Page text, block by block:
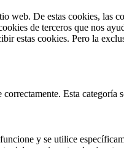
De estas cookies, las
de terceros que nos
estas cookies. Pero la
Esta
y se utilice